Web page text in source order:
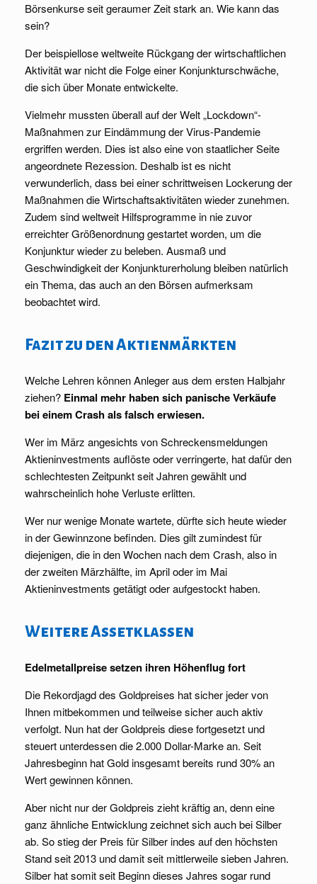
Börsenkurse seit geraumer Zeit stark an. Wie kann das
sein?
Der beispiellose weltweite Rückgang der wirtschaftlichen
Aktivität war nicht die Folge einer Konjunkturschwäche,
die sich über Monate entwickelte.
Vielmehr mussten überall auf der Welt „Lockdown“-
Maßnahmen zur Eindämmung der Virus-Pandemie
ergriffen werden. Dies ist also eine von staatlicher Seite
angeordnete Rezession. Deshalb ist es nicht
verwunderlich, dass bei einer schrittweisen Lockerung der
Maßnahmen die Wirtschaftsaktivitäten wieder zunehmen.
Zudem sind weltweit Hilfsprogramme in nie zuvor
erreichter Größenordnung gestartet worden, um die
Konjunktur wieder zu beleben. Ausmaß und
Geschwindigkeit der Konjunkturerholung bleiben natürlich
ein Thema, das auch an den Börsen aufmerksam
beobachtet wird.
Fazit zu den Aktienmärkten
Welche Lehren können Anleger aus dem ersten Halbjahr
ziehen? Einmal mehr haben sich panische Verkäufe
bei einem Crash als falsch erwiesen.
Wer im März angesichts von Schreckensmeldungen
Aktieninvestments auflöste oder verringerte, hat dafür den
schlechtesten Zeitpunkt seit Jahren gewählt und
wahrscheinlich hohe Verluste erlitten.
Wer nur wenige Monate wartete, dürfte sich heute wieder
in der Gewinnzone befinden. Dies gilt zumindest für
diejenigen, die in den Wochen nach dem Crash, also in
der zweiten Märzhälfte, im April oder im Mai
Aktieninvestments getätigt oder aufgestockt haben.
Weitere Assetklassen
Edelmetallpreise setzen ihren Höhenflug fort
Die Rekordjagd des Goldpreises hat sicher jeder von
Ihnen mitbekommen und teilweise sicher auch aktiv
verfolgt. Nun hat der Goldpreis diese fortgesetzt und
steuert unterdessen die 2.000 Dollar-Marke an. Seit
Jahresbeginn hat Gold insgesamt bereits rund 30% an
Wert gewinnen können.
Aber nicht nur der Goldpreis zieht kräftig an, denn eine
ganz ähnliche Entwicklung zeichnet sich auch bei Silber
ab. So stieg der Preis für Silber indes auf den höchsten
Stand seit 2013 und damit seit mittlerweile sieben Jahren.
Silber hat somit seit Beginn dieses Jahres sogar rund